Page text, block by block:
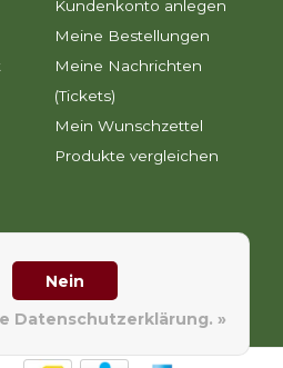
Kundenkonto anlegen
Meine Bestellungen
Meine Nachrichten
(Tickets)
Mein Wunschzettel
Produkte vergleichen
Nein
Datenschutzerklärung. »